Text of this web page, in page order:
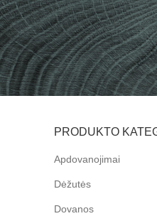
PRODUKTO
Apdovanojimai
Dėžutės
Dovanos